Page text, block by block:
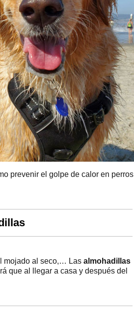
prevenir el golpe de calor en perros
mojado al seco,… Las almohadillas
que al llegar a casa y después del